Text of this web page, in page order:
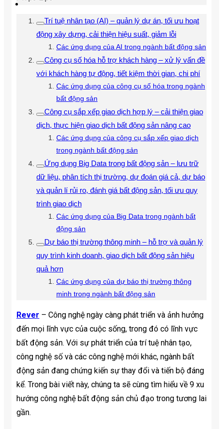
Trí tuệ nhân tạo (AI) – quản lý dự án, tối ưu hoạt
động xây dựng, cải thiện hiệu suất, giảm lỗi
Các ứng dụng của AI trong ngành bất động sản
Công cụ số hóa hỗ trợ khách hàng – xử lý vấn đề
với khách hàng tự động, tiết kiệm thời gian, chi phí
Các ứng dụng của công cụ số hóa trong ngành
bất động sản
Công cụ sắp xếp giao dịch hợp lý – cải thiện giao
dịch, thực hiện giao dịch bất động sản nâng cao
Các ứng dụng của công cụ sắp xếp giao dịch
trong ngành bất động sản
Ứng dụng Big Data trong bất động sản – lưu trữ
dữ liệu, phân tích thị trường, dự đoán giá cả, dự báo
và quản lí rủi ro, đánh giá bất động sản, tối ưu quy
trình giao dịch
Các ứng dụng của Big Data trong ngành bất
động sản
Dự báo thị trường thông minh – hỗ trợ và quản lý
quy trình kinh doanh, giao dịch bất động sản hiệu
quả hơn
Các ứng dụng của dự báo thị trường thông
minh trong ngành bất động sản
Rever – Công nghệ ngày càng phát triển và ảnh hưởng
đến mọi lĩnh vực của cuộc sống, trong đó có lĩnh vực
bất động sản. Với sự phát triển của trí tuệ nhân tạo,
công nghệ số và các công nghệ mới khác, ngành bất
động sản đang chứng kiến sự thay đổi và tiến bộ đáng
kể. Trong bài viết này, chúng ta sẽ cùng tìm hiểu về 9 xu
hướng công nghệ bất động sản chủ đạo trong tương lai
gần.